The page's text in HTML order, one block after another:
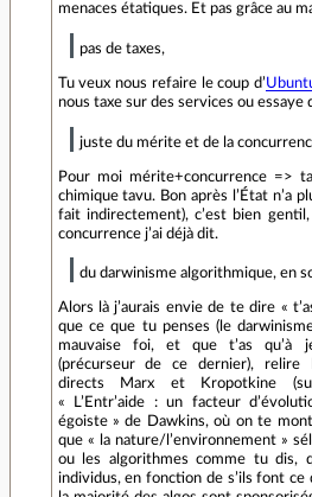
menaces étatiques. Et pas grâce au
pas de taxes,
Tu veux nous refaire le coup d’
nous taxe sur des services ou essaye
juste du mérite et de la
Pour moi mérite+concurrence =>
chimique tavu. Bon après l’État n’a
fait indirectement), c’est bien
concurrence j’ai déjà dit.
du darwinisme algorithmique, en
Alors là j’aurais envie de te dire «
que ce que tu penses (le
mauvaise foi, et que t’as qu’à
(précurseur de ce dernier), relire
directs Marx et Kropotkine
« L’Entr’aide : un facteur
égoiste » de Dawkins, où on te
que « la nature/l’environnement »
ou les algorithmes comme tu dis,
individus, en fonction de s’ils font ce